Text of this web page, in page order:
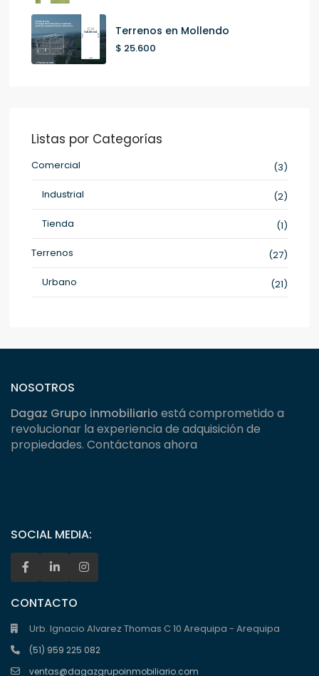
Terrenos en Mollendo
$ 25.600
Listas por Categorías
Comercial
(3)
Industrial
(2)
Tienda
(1)
Terrenos
(27)
Urbano
(21)
NOSOTROS
Dagaz Grupo inmobiliario está comprometido a
revolucionar la experiencia de adquisición de
propiedades. Contáctanos ahora
SOCIAL MEDIA:
CONTACTO
Urb. Ignacio Alvarez Thomas C 10 Arequipa - Arequipa
(51) 959 225 082
ventas@dagazgrupoinmobiliario.com